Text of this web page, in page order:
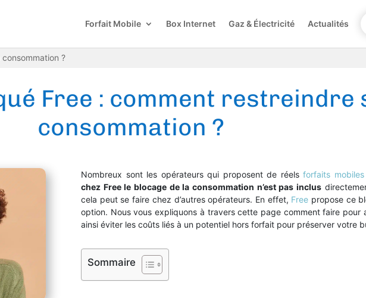
Forfait Mobile Box Internet Gaz & Électricité Actualités
?
Free : comment restreindre
consommation ?
Nombreux sont les opérateurs qui proposent de réelsforfaits
chez Free le blocage de la consommation n’est pas inclus
cela peut se faire chez d’autres opérateurs. En effet, Free propose ce
option. Nous vous expliquons à travers cette page comment faire pour
ainsi éviter les coûts liés à un potentiel hors forfait pour préserver votre
Sommaire